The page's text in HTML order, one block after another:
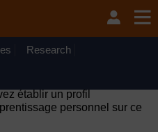
on Wednesday 12
(GMT) due to routine
Research
établir un profil
personnel sur ce